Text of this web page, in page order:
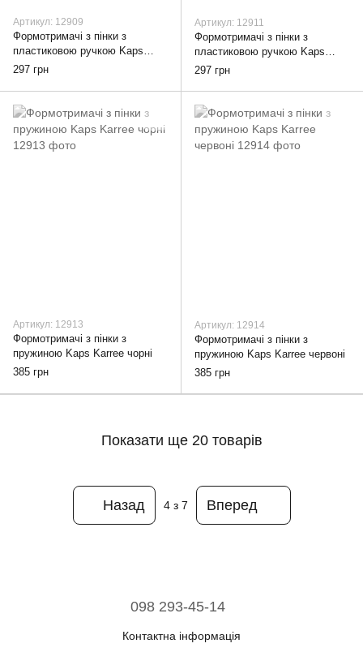
Артикул: 12909
Формотримачі з пінки з
пластиковою ручкою Kaps
Karree чорні
297 грн
Артикул: 12911
Формотримачі з пінки з
пластиковою ручкою Kaps
Karree червоні
297 грн
Артикул: 12913
Формотримачі з пінки з
пружиною Kaps Karree чорні
385 грн
Артикул: 12914
Формотримачі з пінки з
пружиною Kaps Karree червоні
385 грн
Показати ще 20 товарів
Назад 4з 7 Вперед
098 293-45-14
Контактна інформація